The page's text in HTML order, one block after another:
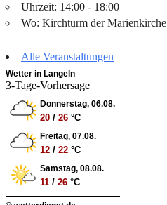
Uhrzeit: 14:00 - 18:00
Wo: Kirchturm der Marienkirche
Alle Veranstaltungen
Wetter in Langeln
3-Tage-Vorhersage
Donnerstag, 06.08.
20 / 26 °C
Freitag, 07.08.
12 / 22 °C
Samstag, 08.08.
11 / 26 °C